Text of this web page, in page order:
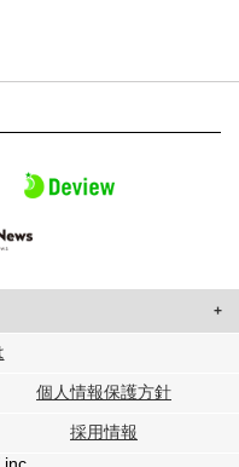
に合わせたコンテンツや広告の
ーに提供しています。
トナーに提供した他の情報や、
個人情報保護方針
採用情報